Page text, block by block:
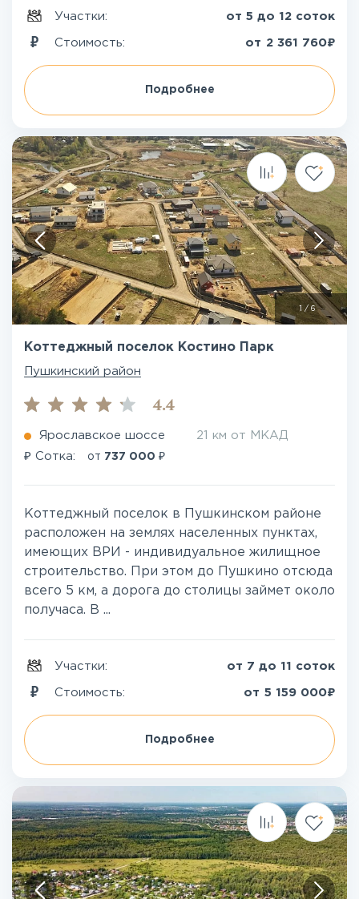
Участки: от 5 до 12 соток
Стоимость: от 2 361 760₽
Подробнее
1 / 6
Коттеджный поселок Костино Парк
Пушкинский район
4.4
Ярославское шоссе 21 км от МКАД
₽ Сотка: от 737 000 ₽
Коттеджный поселок в Пушкинском районе
расположен на землях населенных пунктах,
имеющих ВРИ - индивидуальное жилищное
строительство. При этом до Пушкино отсюда
всего 5 км, а дорога до столицы займет около
получаса. В ...
Участки: от 7 до 11 соток
Стоимость: от 5 159 000₽
Подробнее